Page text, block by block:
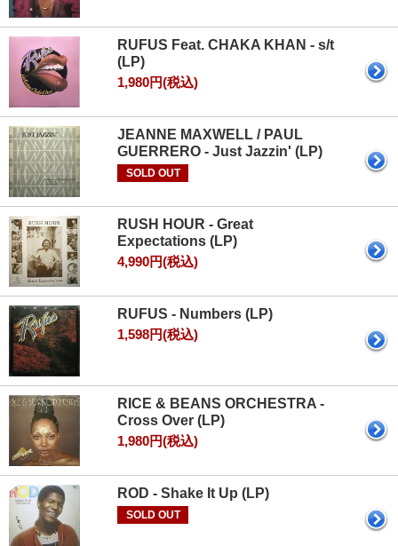
RUFUS Feat. CHAKA KHAN - s/t
(LP)
1,980円(税込)
JEANNE MAXWELL / PAUL
GUERRERO - Just Jazzin' (LP)
SOLD OUT
RUSH HOUR - Great
Expectations (LP)
4,990円(税込)
RUFUS - Numbers (LP)
1,598円(税込)
RICE & BEANS ORCHESTRA -
Cross Over (LP)
1,980円(税込)
ROD - Shake It Up (LP)
SOLD OUT